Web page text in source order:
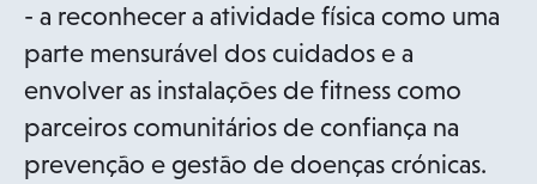
- a reconhecer a atividade física como uma
parte mensurável dos cuidados e a
envolver as instalações de fitness como
parceiros comunitários de confiança na
prevenção e gestão de doenças crónicas.